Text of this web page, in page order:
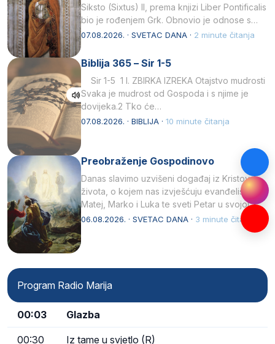
Siksto (Sixtus) II, prema knjizi Liber Pontificalis
bio je rođenjem Grk. Obnovio je odnose s
afričkim…
07.08.2026. · SVETAC DANA · 2 minute čitanja
Biblija 365 – Sir 1-5
Sir 1-5 1 I. ZBIRKA IZREKA Otajstvo mudrosti
Svaka je mudrost od Gospoda i s njime je
dovijeka.2 Tko će…
07.08.2026. · BIBLIJA · 10 minute čitanja
Preobraženje Gospodinovo
Danas slavimo uzvišeni događaj iz Kristova
života, o kojem nas izvješćuju evanđelisti
Matej, Marko i Luka te sveti Petar u svojoj
drugoj…
06.08.2026. · SVETAC DANA · 3 minute čitanja
Program Radio Marija
00:03 Glazba
00:30 Iz tame u svjetlo (R)